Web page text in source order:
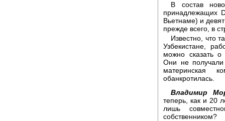
В состав
принадлежащих
Вьетнаме) и
прежде всего, в
Известно, что
Узбекистане,
можно сказать о
Они не
материнская
обанкротилась.
Владимир
теперь, как и 20
лишь
собственником?